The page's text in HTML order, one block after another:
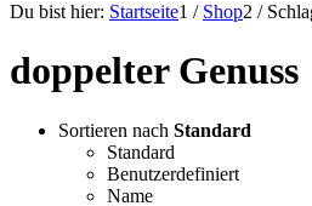
Du bist hier: Startseite1 / Shop2 /
doppelter Genuss
Sortieren nach Standard
Standard
Benutzerdefiniert
Name